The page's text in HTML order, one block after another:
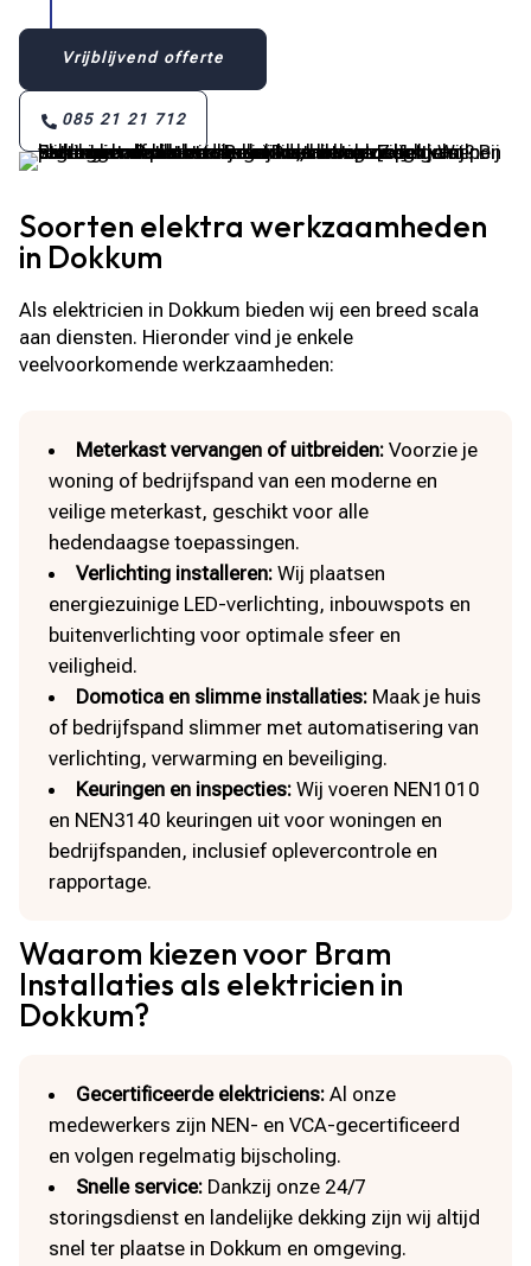
Vrijblijvend offerte
085 21 21 712
Soorten elektra werkzaamheden
in Dokkum
Als elektricien in Dokkum bieden wij een breed scala
aan diensten. Hieronder vind je enkele
veelvoorkomende werkzaamheden:
Meterkast vervangen of uitbreiden: Voorzie je
woning of bedrijfspand van een moderne en
veilige meterkast, geschikt voor alle
hedendaagse toepassingen.
Verlichting installeren: Wij plaatsen
energiezuinige LED-verlichting, inbouwspots en
buitenverlichting voor optimale sfeer en
veiligheid.
Domotica en slimme installaties: Maak je huis
of bedrijfspand slimmer met automatisering van
verlichting, verwarming en beveiliging.
Keuringen en inspecties: Wij voeren NEN1010
en NEN3140 keuringen uit voor woningen en
bedrijfspanden, inclusief oplevercontrole en
rapportage.
Waarom kiezen voor Bram
Installaties als elektricien in
Dokkum?
Gecertificeerde elektriciens: Al onze
medewerkers zijn NEN- en VCA-gecertificeerd
en volgen regelmatig bijscholing.
Snelle service: Dankzij onze 24/7
storingsdienst en landelijke dekking zijn wij altijd
snel ter plaatse in Dokkum en omgeving.